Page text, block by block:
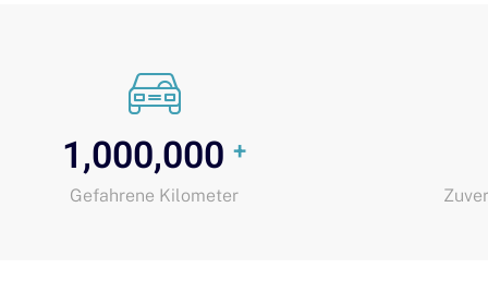
1,000,000 +
Gefahrene Kilometer